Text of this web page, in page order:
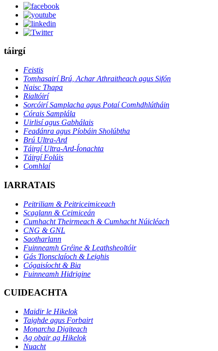
táirgí
Feistis
Tomhasairí Brú, Achar Athraitheach agus Sifón
Naisc Thapa
Rialtóirí
Sorcóirí Samplacha agus Potaí Comhdhlútháin
Córais Samplála
Uirlisí agus Gabhálais
Feadánra agus Píobáin Sholúbtha
Brú Ultra-Ard
Táirgí Ultra-Ard-Íonachta
Táirgí Folúis
Comhlaí
IARRATAIS
Peitriliam & Peitriceimiceach
Scaglann & Ceimiceán
Cumhacht Theirmeach & Cumhacht Núicléach
CNG & GNL
Saotharlann
Fuinneamh Gréine & Leathsheoltóir
Gás Tionsclaíoch & Leighis
Cógaisíocht & Bia
Fuinneamh Hidrigine
CUIDEACHTA
Maidir le Hikelok
Taighde agus Forbairt
Monarcha Digiteach
Ag obair ag Hikelok
Nuacht